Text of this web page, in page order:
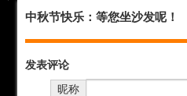
中秋节快乐：等您坐沙发呢！
发表评论
昵称